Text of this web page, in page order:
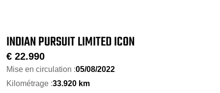
INDIAN PURSUIT LIMITED ICON
€22.990
Mise en circulation :05/08/2022
Kilométrage :33.920 km